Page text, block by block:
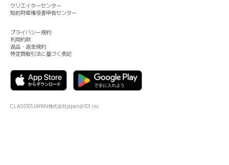
クリエイターセンター
知的財産権侵害申告センター
プライバシー規約
利用約款
返品・返金規約
特定商取引法に基づく表記
CLASS101JAPAN株式会社japan@101.inc